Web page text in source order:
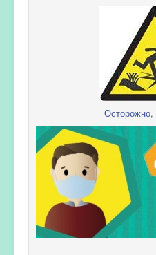
Осторожно,